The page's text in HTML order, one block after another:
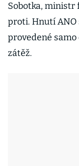
Sobotka, ministr
proti. Hnutí ANO
provedené
zátěž.